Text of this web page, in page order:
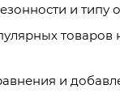
и типу
товаров
и